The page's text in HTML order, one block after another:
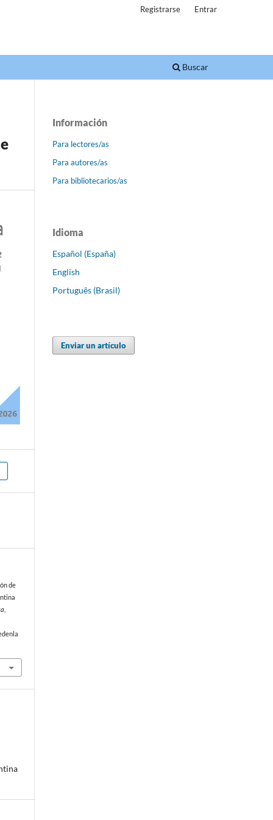
Buscar
Registrarse Entrar
de
Información
Para lectores/as
Para autores/as
Para bibliotecarios/as
Idioma
Español (España)
English
Português (Brasil)
Enviar un artículo